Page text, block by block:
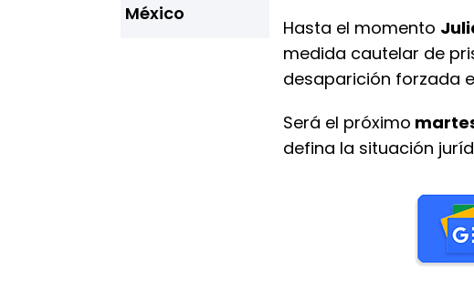
México
Hasta el momento
medida cautelar de
desaparición forzada
Será el próximo
defina la situación